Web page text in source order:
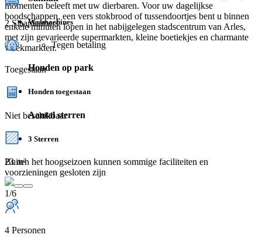
momenten beleeft met uw dierbaren. Voor uw dagelijkse
boodschappen, een vers stokbrood of tussendoortjes bent u binnen
enkele minuten lopen in het nabijgelegen stadscentrum van Arles,
met zijn gevarieerde supermarkten, kleine boetiekjes en charmante
weekmarkten.
Wasmachines
Tegen betaling
Honden op park
Honden toegestaan
Aantal sterren
3 Sterren
Buiten het hoogseizoen kunnen sommige faciliteiten en
voorzieningen gesloten zijn
2 Slaapkamers
Toegestaan
Niet beschikbaar
23 m²
1/6
4 Personen